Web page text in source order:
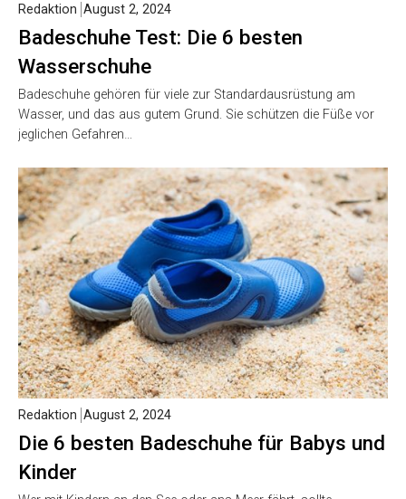
Badeschuhe Test: Die 6 besten
Wasserschuhe
Redaktion August 2, 2024
Badeschuhe gehören für viele zur Standardausrüstung am
Wasser, und das aus gutem Grund. Sie schützen die Füße vor
jeglichen Gefahren…
Die 6 besten Badeschuhe für Babys und
Kinder
Redaktion August 2, 2024